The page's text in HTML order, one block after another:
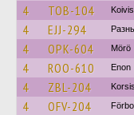
4 TOB-104
4 EJJ-294
4 OPK-604 Mörö
4 ROO-610 Enon
4 ZBL-204
4 OFV-204